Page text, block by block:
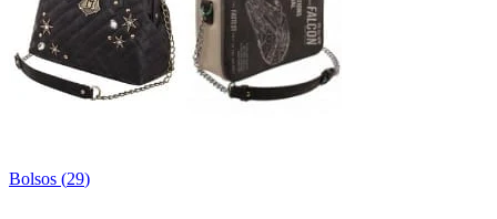
Bolsos (29)